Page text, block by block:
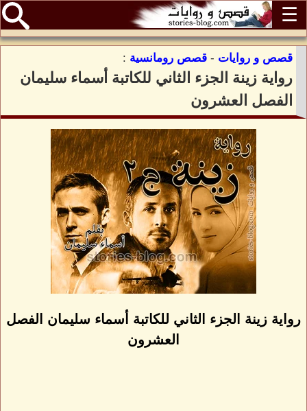
☰
قصص و روايات - قصص رومانسية :
رواية زينة الجزء الثاني للكاتبة أسماء سليمان
الفصل العشرون
رواية زينة الجزء الثاني للكاتبة أسماء سليمان الفصل
العشرون